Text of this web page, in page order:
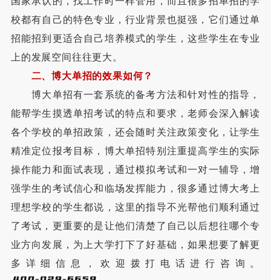
校都有自己的特色专业，行业背景也挺强，它们通过单
招能招到更适合自己培养模式的学生，这些学生在专业
上的发展空间往往更大。
二、博大单招的效果如何？
博大单招有一套系统的备考方法和针对性的指导，
能帮学生摸透单招考试的特点和要求，老师会深入解读
各个学校的单招政策，还会随时关注政策变化，让学生
精准定位报考目标，博大单招特别注重提高学生的实际
操作能力和面试表现，通过模拟考试和一对一辅导，增
强学生的考试信心和临场发挥能力，很多通过博大考上
理想学校的学生都说，这里的指导不光帮他们顺利通过
了考试，更重要的是让他们清楚了自己以后想往哪个专
业方向发展，为上大学打下了好基础，如果想要了解更
多详细信息，欢迎拨打电话进行咨询。